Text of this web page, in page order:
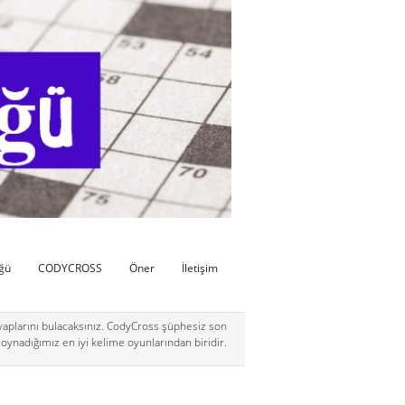
CODYCROSS Öner İletişim
bulacaksınız. CodyCross şüphesiz son
en iyi kelime oyunlarından biridir.